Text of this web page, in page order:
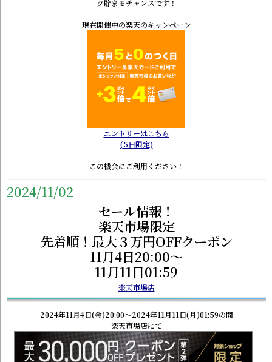
ク貯まるチャンスです！
現在開催中の楽天のキャンペーン
エントリーはこちら
(5日限定)
この機会にご利用ください！
2024/11/02
セール情報！
楽天市場限定
先着順！最大３万円OFFクーポン
11月4日20:00～
11月11日01:59
楽天市場店
2024年11月4日(金)20:00～2024年11月11日(月)01:59の間
楽天市場店にて